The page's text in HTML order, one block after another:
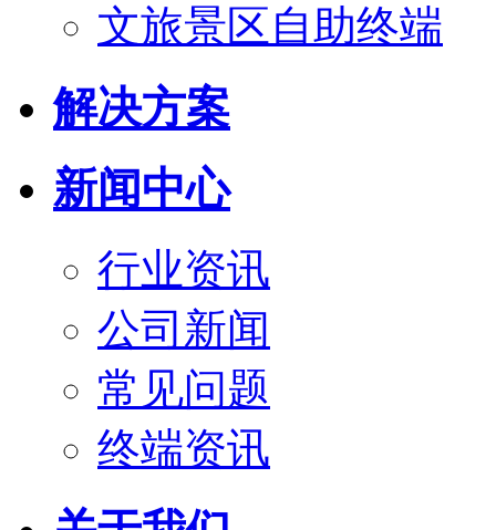
文旅景区自助终端
解决方案
新闻中心
行业资讯
公司新闻
常见问题
终端资讯